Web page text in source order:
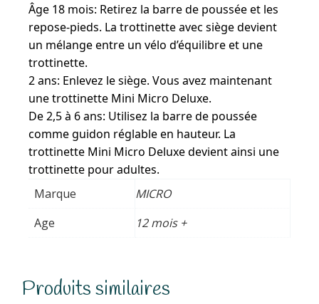
Âge 18 mois: Retirez la barre de poussée et les
repose-pieds. La trottinette avec siège devient
un mélange entre un vélo d’équilibre et une
trottinette.
2 ans: Enlevez le siège. Vous avez maintenant
une trottinette Mini Micro Deluxe.
De 2,5 à 6 ans: Utilisez la barre de poussée
comme guidon réglable en hauteur. La
trottinette Mini Micro Deluxe devient ainsi une
trottinette pour adultes.
Marque
MICRO
Age
12 mois +
Produits similaires